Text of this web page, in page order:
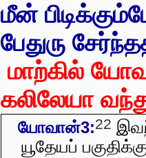
மீன்
பேதுரு
மாற்கில்
கலிலேயா
யோவான்3:22
யூதேயப்